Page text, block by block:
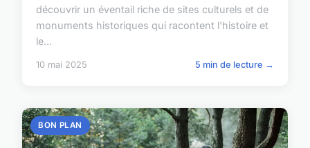
découvrir un éventail riche de sites culturels et de
monuments historiques qui racontent l'histoire et
le...
10 mai 2025 5 min de lecture →
BON PLAN